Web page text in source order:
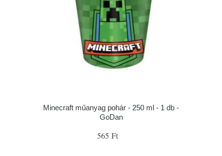
Minecraft műanyag pohár - 250 ml - 1 db -
GoDan
565 Ft